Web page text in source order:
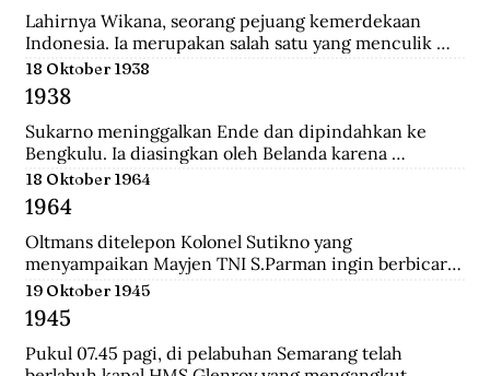
Lahirnya Wikana, seorang pejuang kemerdekaan
Indonesia. Ia merupakan salah satu yang menculik
Sukaro dan Hatta dalam Peristiwa Rengasdengklok.
18 Oktober 1938
1938
Sukarno meninggalkan Ende dan dipindahkan ke
Bengkulu. Ia diasingkan oleh Belanda karena
dianggap membahayakan pemerintahan Belanda.
18 Oktober 1964
1964
Oltmans ditelepon Kolonel Sutikno yang
menyampaikan Mayjen TNI S.Parman ingin berbicara
dengannya. Oltmans bertemu dengan Parman
sehingga ini pertemuan yang mendekatkan mereka.
Bahkan Parman pernah meminta tolong untuk
bertemu dengan Verrips yang diduga merampok uang
19 Oktober 1945
1945
Pukul 07.45 pagi, di pelabuhan Semarang telah